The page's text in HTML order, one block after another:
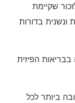
שקיימת
ונשנית בדורות
הפיזית
ביותר לכל